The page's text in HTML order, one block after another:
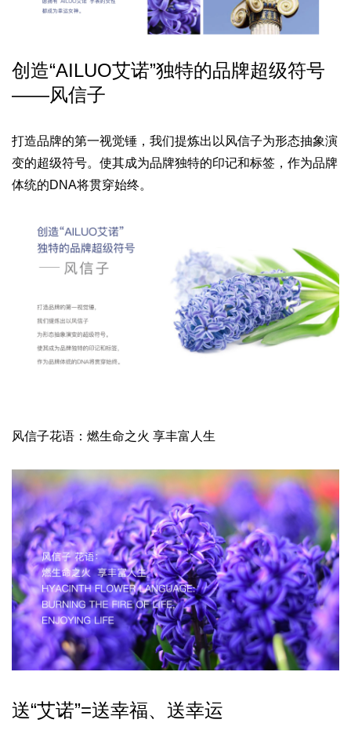
创造“AILUO艾诺”独特的品牌超级符号
——风信子
打造品牌的第一视觉锤， 我们提炼出以风信子为形态抽象演
变的超级符号。 使其成为品牌独特的印记和标签， 作为品牌
体统的DNA将贯穿始终。
风信子花语：燃生命之火 享丰富人生
送“艾诺”=送幸福、送幸运